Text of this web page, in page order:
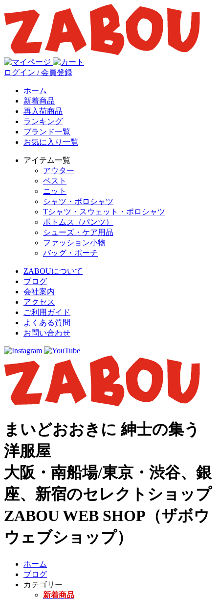
ログイン / 会員登録
ホーム
新着商品
再入荷商品
ランキング
ブランド一覧
お気に入り一覧
アイテム一覧
アウター
ベスト
ニット
シャツ・ポロシャツ
Tシャツ・スウェット・ポロシャツ
ボトムス（パンツ）
シューズ・ケア用品
ファッション小物
バッグ・ポーチ
ZABOUについて
ブログ
会社案内
アクセス
ご利用ガイド
よくある質問
お問い合わせ
まいどおおきに 紳士の集う
洋服屋
大阪・南船場/東京・渋谷、銀
座、新宿のセレクトショップ
ZABOU WEB SHOP（ザボウ
ウェブショップ）
ホーム
ブログ
カテゴリー
新着商品